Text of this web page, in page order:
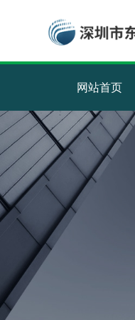
网站首页